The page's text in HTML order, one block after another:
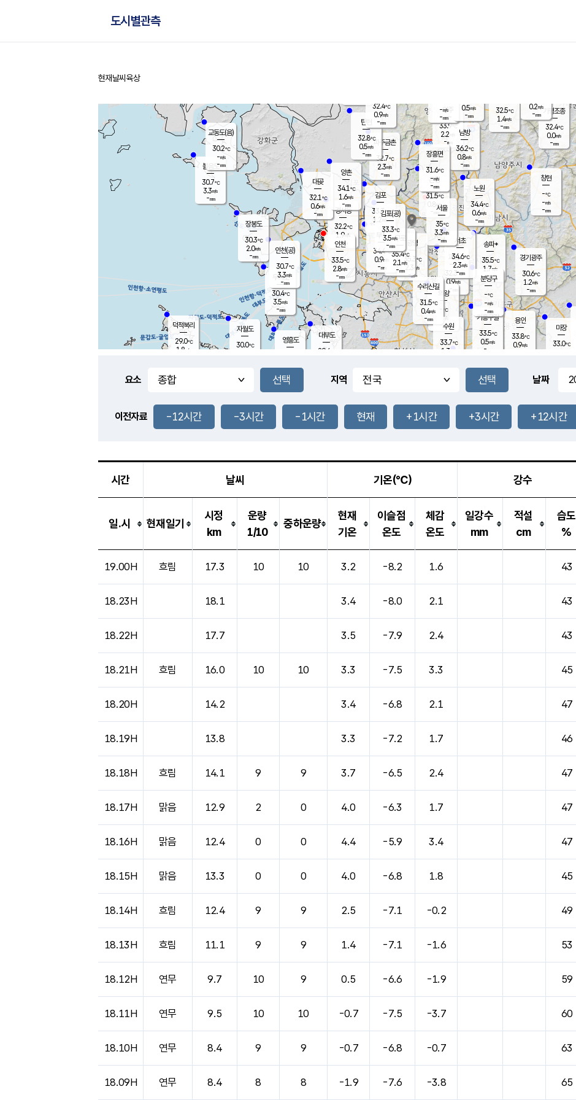
도시별관측
홈
현재날씨 육상
풍도
3.5m/s
무의도
30.4℃
3.5m/s
-mm
영흥도
볼음도
30.7℃
3.3m/s
-mm
자월도
30.0℃
양주
33.9℃
2.2
-mm
과천
32.3℃
0.9m/s
- mm
장봉도
30.3℃
2.0m/s
-mm
-mm
-mm
용인
33.8℃
0.9m/s
경기광주
30.6℃
1.2m/s
-mm
31.8
℃
대부도
29.4
-
경서동
32.2℃
1.9m/s
-mm
파주금촌
32.7℃
2.3m/s
-mm
가평조종
32.4℃
0.0m/s
-mm
32.5℃
1.4m/s
-mm
대곶
32.1℃
0.6m/s
-mm
창현
-℃
-m/s
-mm
탄현
32.8℃
0.5m/s
-mm
0.2m/s
-mm
34.9℃
1.3m/s
-mm
마장
33.0℃
의왕
- ℃
m/s
mm
김포
33.3℃
1.2 m/s
mm
광명
35.3 ℃
2.3 m/s
-mm
부천
34.4℃
0.9m/s
-mm
-mm
양촌
34.1℃
1.6m/s
-mm
구로
35.4℃
2.1 m/s
-mm
은평
31.5℃
0.8 m/s
- mm
노원
34.4℃
0.6m/s
-mm
송파*
35.5℃
1.7m/s
-mm
서초
34.6℃
2.3m/s
-mm
남방
36.2℃
0.8m/s
-mm
기흥구갈
33.5℃
0.5m/s
-
수리산길
31.5℃
0.4m/s
-mm
분당구
-℃
-m/s
-mm
장흥면
31.6℃
-m/s
-mm
-m/s
-mm
덕적북리
29.0℃
1.8 m/s
인천(공)
30.7℃
3.3m/s
-mm
김포(공)
33.3℃
3.5m/s
-mm
교동도(음)
30.2℃
-m/s
-mm
수원
33.7℃
1.3 m/s
인천
33.5℃
2.8m/s
-mm
서울
35℃
3.3m/s
-mm
32.4℃
0.9m/s
-mm
0.5m/s
-mm
요소 지역 날짜
이전자료 -12시간 -3시간 -1시간 현재 +1시간 +3시간 +12시간
시간 날씨 기온(℃) 강수
일.시 현재일기
시정
km
운량
1/10
중하운량
현재
기온
이슬점
온도
체감
온도
일강수
mm
적설
cm
습도
%
19.00H 흐림 17.3 10 10 3.2 -8.2 1.6 43
18.23H 18.1 3.4 -8.0 2.1 43
18.22H 17.7 3.5 -7.9 2.4 43
18.21H 흐림 16.0 10 10 3.3 -7.5 3.3 45
18.20H 14.2 3.4 -6.8 2.1 47
18.19H 13.8 3.3 -7.2 1.7 46
18.18H 흐림 14.1 9 9 3.7 -6.5 2.4 47
18.17H 맑음 12.9 2 0 4.0 -6.3 1.7 47
18.16H 맑음 12.4 0 0 4.4 -5.9 3.4 47
18.15H 맑음 13.3 0 0 4.0 -6.8 1.8 45
18.14H 흐림 12.4 9 9 2.5 -7.1 -0.2 49
18.13H 흐림 11.1 9 9 1.4 -7.1 -1.6 53
18.12H 연무 9.7 10 9 0.5 -6.6 -1.9 59
18.11H 연무 9.5 10 10 -0.7 -7.5 -3.7 60
18.10H 연무 8.4 9 9 -0.7 -6.8 -0.7 63
18.09H 연무 8.4 8 8 -1.9 -7.6 -3.8 65